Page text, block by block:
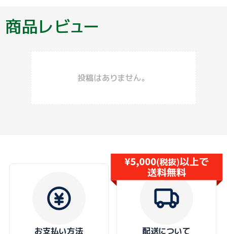
商品レビュー
投稿はありません。
お支払い方法 配送について